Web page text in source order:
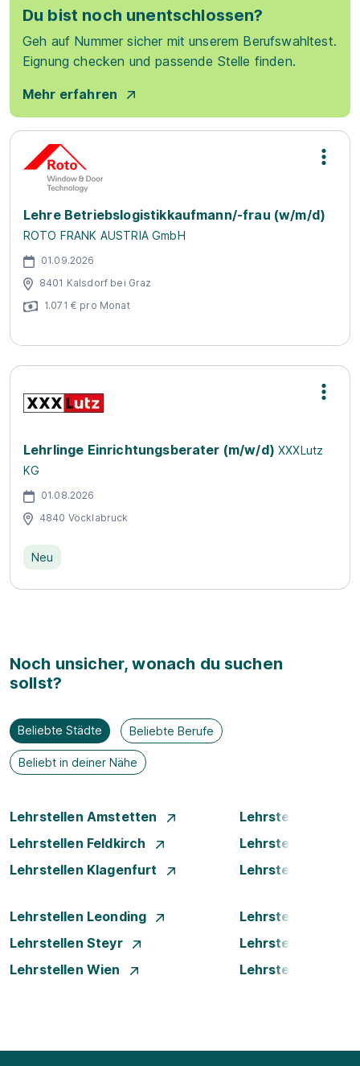
Du bist noch unentschlossen?
Geh auf Nummer sicher mit unserem Berufswahltest.
Eignung checken und passende Stelle finden.
Mehr erfahren
Lehre Betriebslogistikkaufmann/-frau (w/m/d)
ROTO FRANK AUSTRIA GmbH
01.09.2026
8401 Kalsdorf bei Graz
1.071 € pro Monat
Lehrlinge Einrichtungsberater (m/w/d) XXXLutz
KG
01.08.2026
4840 Vöcklabruck
Neu
Noch unsicher, wonach du suchen
sollst?
Beliebte Städte Beliebte Berufe
Beliebt in deiner Nähe
Lehrstellen Amstetten
Lehrstellen
Lehrstellen Feldkirch
Lehrstellen Graz
Lehrstellen Klagenfurt
Lehrstellen
Lehrstellen Leonding
Lehrstellen Linz
Lehrstellen Steyr
Lehrstellen Traun
Lehrstellen Wien
Lehrstellen